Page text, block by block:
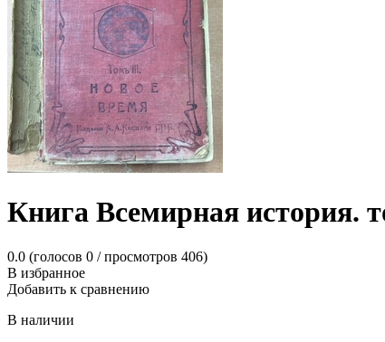
Книга Всемирная история.
0.0 (голосов 0 / просмотров 406)
В избранное
Добавить к сравнению
В наличии